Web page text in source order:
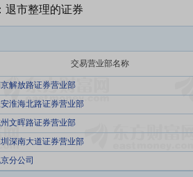
退市整理的证券
交易营业部名称
解放路证券营业部
淮海北路证券营业部
文晖路证券营业部
深南大道证券营业部
分公司